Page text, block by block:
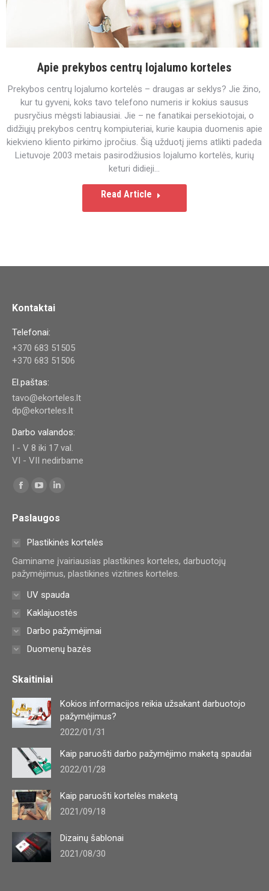
Apie prekybos centrų lojalumo korteles
Prekybos centrų lojalumo kortelės – draugas ar seklys? Jie žino,
kur tu gyveni, koks tavo telefono numeris ir kokius sausus
pusryčius mėgsti labiausiai. Jie – ne fanatikai persekiotojai, o
didžiųjų prekybos centrų kompiuteriai, kurie kaupia duomenis apie
kiekvieno kliento pirkimo įpročius. Šią užduotį jiems atlikti padeda
Lietuvoje 2003 metais pasirodžiusios lojalumo kortelės, kurių
keturi didieji…
Read Article
Kontaktai
Telefonai:
+370 683 51505
+370 683 51506
El.paštas:
tavo@ekorteles.lt
dp@ekorteles.lt
Darbo valandos:
I - V 8 iki 17 val.
VI - VII nedirbame
Find us on:
Facebook
opens
new
window
opens
in
window
opens
in
new
window
Paslaugos
Plastikinės kortelės
Gaminame įvairiausias plastikines korteles, darbuotojų
pažymėjimus, plastikines vizitines korteles.
UV spauda
Kaklajuostės
Darbo pažymėjimai
Duomenų bazės
Skaitiniai
Kokios informacijos reikia užsakant darbuotojo
pažymėjimus?
2022/01/31
Kaip paruošti darbo pažymėjimo maketą spaudai
2022/01/28
Kaip paruošti kortelės maketą
2021/09/18
Dizainų šablonai
2021/08/30